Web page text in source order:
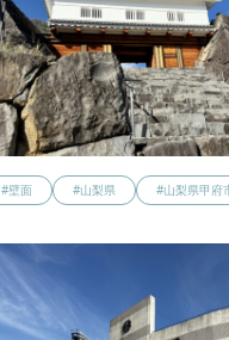
#壁面 #山梨県 #山梨県甲府